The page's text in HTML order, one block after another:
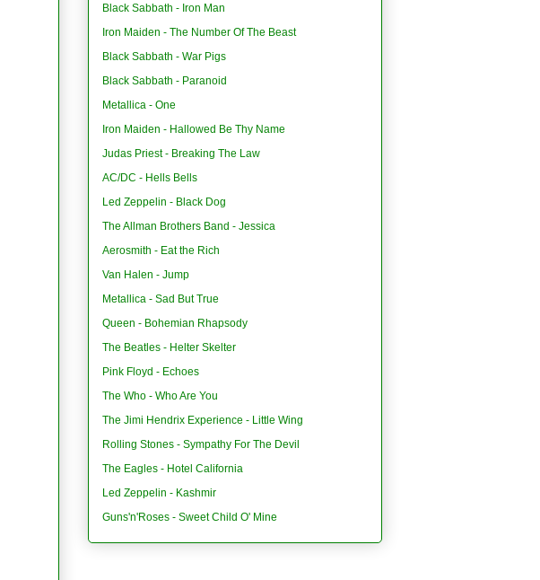
Black Sabbath - Iron Man
Iron Maiden - The Number Of The Beast
Black Sabbath - War Pigs
Black Sabbath - Paranoid
Metallica - One
Iron Maiden - Hallowed Be Thy Name
Judas Priest - Breaking The Law
AC/DC - Hells Bells
Led Zeppelin - Black Dog
The Allman Brothers Band - Jessica
Aerosmith - Eat the Rich
Van Halen - Jump
Metallica - Sad But True
Queen - Bohemian Rhapsody
The Beatles - Helter Skelter
Pink Floyd - Echoes
The Who - Who Are You
The Jimi Hendrix Experience - Little Wing
Rolling Stones - Sympathy For The Devil
The Eagles - Hotel California
Led Zeppelin - Kashmir
Guns'n'Roses - Sweet Child O' Mine